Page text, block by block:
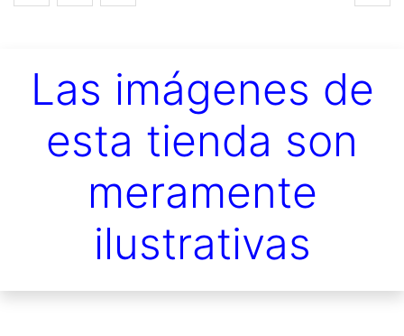
Las imágenes de
esta tienda son
meramente
ilustrativas